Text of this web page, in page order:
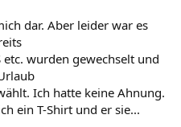
dar. Aber leider war es
wurden gewechselt und
Ich hatte keine Ahnung.
ein T-Shirt und er sie...